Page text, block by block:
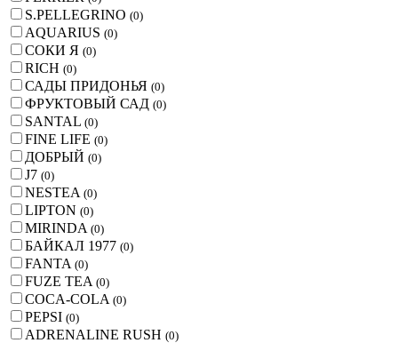
S.PELLEGRINO (0)
AQUARIUS (0)
СОКИ Я (0)
RICH (0)
САДЫ ПРИДОНЬЯ (0)
ФРУКТОВЫЙ САД (0)
SANTAL (0)
FINE LIFE (0)
ДОБРЫЙ (0)
J7 (0)
NESTEA (0)
LIPTON (0)
MIRINDA (0)
БАЙКАЛ 1977 (0)
FANTA (0)
FUZE TEA (0)
COCA-COLA (0)
PEPSI (0)
ADRENALINE RUSH (0)